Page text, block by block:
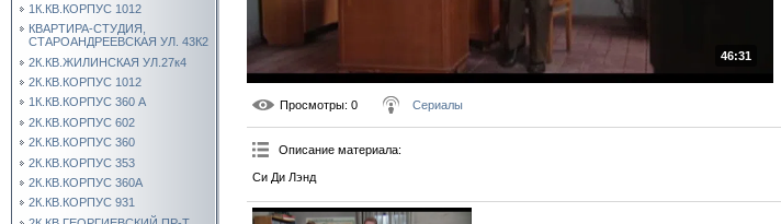
1К.КВ.КОРПУС 1012
КВАРТИРА-СТУДИЯ,
СТАРОАНДРЕЕВСКАЯ УЛ. 43К2
2К.КВ.ЖИЛИНСКАЯ УЛ.27к4
2К.КВ.КОРПУС 1012
1К.КВ.КОРПУС 360 А
2К.КВ.КОРПУС 602
2К.КВ.КОРПУС 360
2К.КВ.КОРПУС 353
2К.КВ.КОРПУС 360А
2К.КВ.КОРПУС 931
46:31
Просмотры: 0 Сериалы
Описание материала:
Си Ди Лэнд